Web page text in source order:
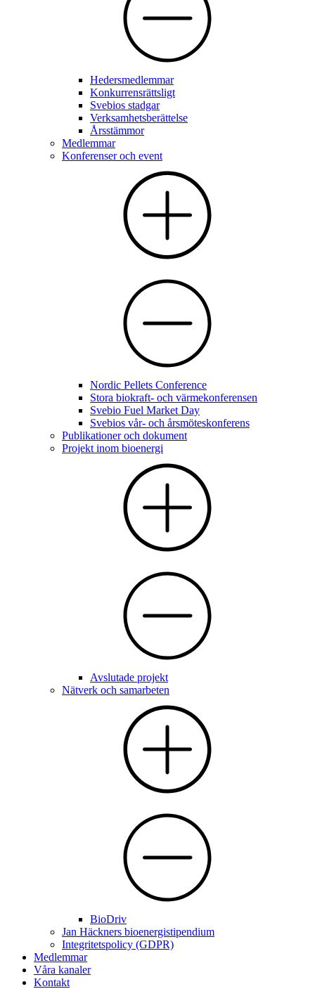
Hedersmedlemmar
Konkurrensrättsligt
Svebios stadgar
Verksamhetsberättelse
Årsstämmor
Medlemmar
Konferenser och event
Nordic Pellets Conference
Stora biokraft- och värmekonferensen
Svebio Fuel Market Day
Svebios vår- och årsmöteskonferens
Publikationer och dokument
Projekt inom bioenergi
Avslutade projekt
Nätverk och samarbeten
BioDriv
Jan Häckners bioenergistipendium
Integritetspolicy (GDPR)
Medlemmar
Våra kanaler
Kontakt